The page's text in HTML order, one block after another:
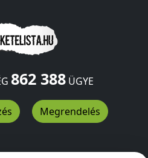
862 388ÜGYE
Megrendelés